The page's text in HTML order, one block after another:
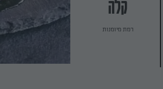
קלה
רמת מיומנות